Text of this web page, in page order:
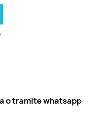
o tramite whatsapp